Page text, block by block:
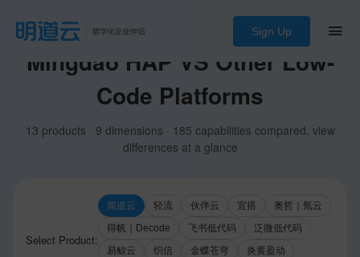
Sign Up
Mingdao HAP VS Other Low-
Code Platforms
13 products · 9 dimensions · 185 capabilities compared, view
differences at a glance
Select Product:
简道云 轻流 伙伴云 宜搭
奥哲｜氚云
得帆｜Decode
飞书低代码
泛微低代码
易鲸云
织信 金蝶苍穹
炎黄盈动